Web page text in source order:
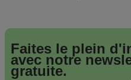
Faites le plein
avec notre
gratuite.